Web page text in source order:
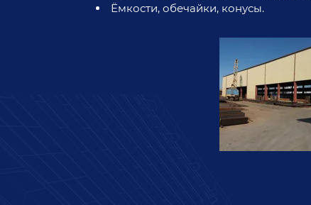
Ёмкости, обечайки, конусы.